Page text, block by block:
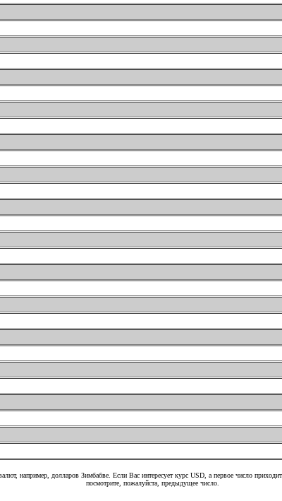
например, долларов Зимбабве. Если Вас интересует курс USD, а первое число
посмотрите, пожалуйста, предыдущее число.